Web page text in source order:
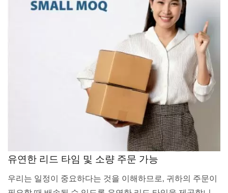
유연한 리드 타임 및 소량 주문 가능
우리는 일정이 중요하다는 것을 이해하므로, 귀하의 주문이